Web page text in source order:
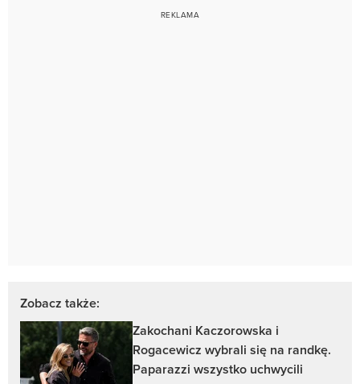
Zobacz także:
Zakochani Kaczorowska i
Rogacewicz wybrali się na randkę.
Paparazzi wszystko uchwycili